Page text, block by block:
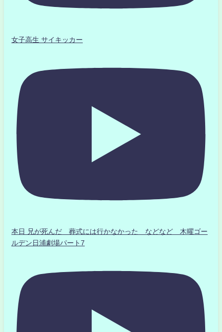
女子高生 サイキッカー
本日 兄が死んだ 葬式には行かなかった などなど 木曜ゴー
ルデン日浦劇場パート7